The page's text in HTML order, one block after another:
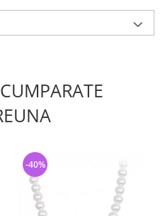
-40%